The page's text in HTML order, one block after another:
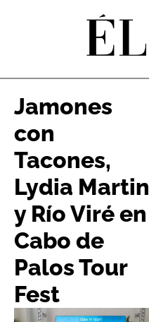
Jamones
con
Tacones,
Lydia Martin
y Río Viré en
Cabo de
Palos Tour
Fest